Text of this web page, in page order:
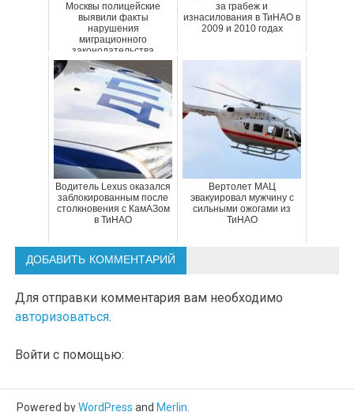
Москвы полицейские
выявили факты
нарушения
миграционного
законодательства
за грабеж и
изнасилования в ТиНАО в
2009 и 2010 годах
Водитель Lexus оказался
заблокированным после
столкновения с КамАЗом
в ТиНАО
Вертолет МАЦ
эвакуировал мужчину с
сильными ожогами из
ТиНАО
ДОБАВИТЬ КОММЕНТАРИЙ
Для отправки комментария вам необходимо
авторизоваться.
Войти с помощью:
Powered byWordPress and Merlin